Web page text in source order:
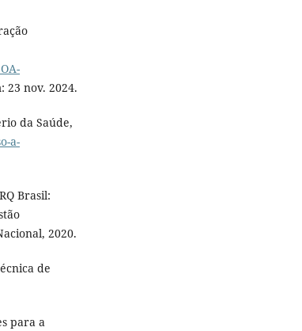
23 nov. 2024.
da Saúde,
a-
Brasil:
2020.
de
para a